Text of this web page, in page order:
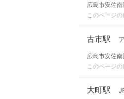
広島市安佐
このページ
古市駅
広島市安佐
このページ
大町駅